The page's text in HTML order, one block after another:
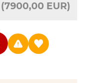
(7900,00 EUR)